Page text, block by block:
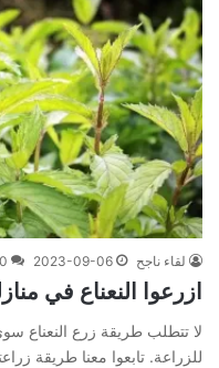
لقاء ناجح 2023-09-06
0
ازرعوا النعناع في
لا تتطلب طريقة زرع النعناع
للزراعة. تابعوا معنا طريقة